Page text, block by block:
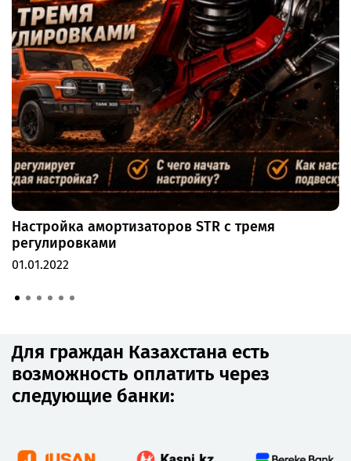
Настройка амортизаторов STR с тремя
регулировками
01.01.2022
Для граждан Казахстана есть
возможность оплатить через
следующие банки: